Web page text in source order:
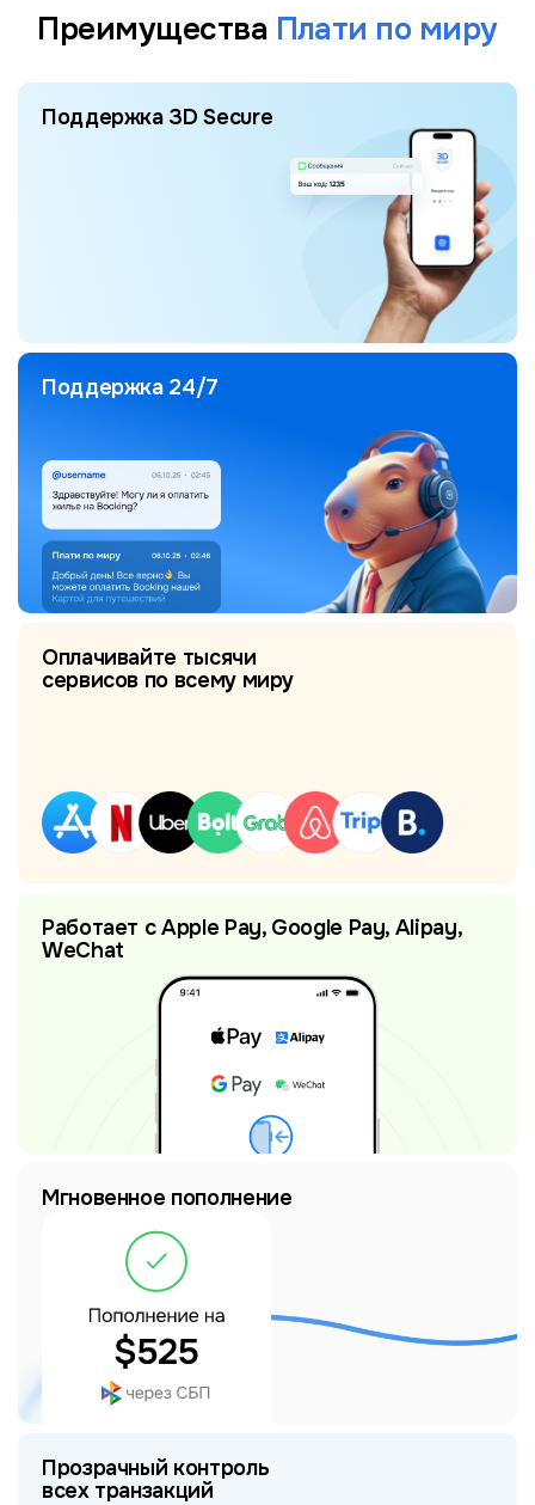
Преимущества Плати по миру
Поддержка 3D Secure
Поддержка 24/7
Оплачивайте тысячи
сервисов по всему миру
Работает с Apple Pay, Google Pay, Alipay,
WeChat
Мгновенное пополнение
Прозрачный контроль
всех транзакций